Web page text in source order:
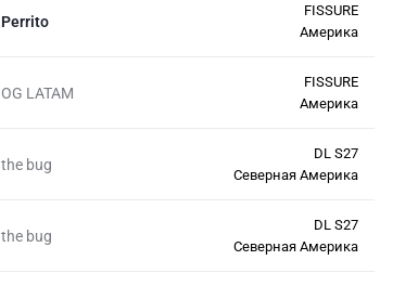
Perrito
FISSURE
Америка
OG LATAM
FISSURE
Америка
the bug
DL S27
Северная Америка
the bug
DL S27
Северная Америка